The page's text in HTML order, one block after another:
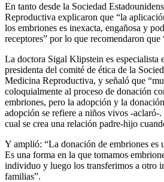
En tanto desde la Sociedad
Reproductiva explicaron que “la
los embriones es inexacta, engañosa y
receptores” por lo que recomendaron que
La doctora Sigal Klipstein es especialista
presidenta del comité de ética de la
Medicina Reproductiva, y señaló que
coloquialmente al proceso de donación
embriones, pero la adopción y la
adopción se refiere a niños vivos -aclaró-
cual se crea una relación padre-hijo
Y amplió: “La donación de embriones es
Es una forma en la que tomamos
individuo y luego los transferimos a otro
familias”.